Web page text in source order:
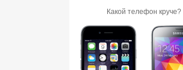
Какой телефон круче?